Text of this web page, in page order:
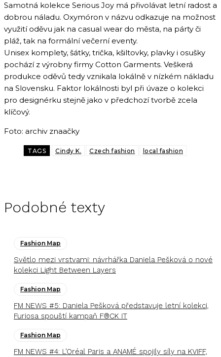
Samotná kolekce Serious Joy má přivolávat letní radost a
dobrou náladu. Oxymóron v názvu odkazuje na možnost
využití oděvu jak na casual wear do města, na párty či
pláž, tak na formální večerní eventy.
Unisex komplety, šátky, trička, kšiltovky, plavky i osušky
pochází z výrobny firmy Cotton Garments. Veškerá
produkce oděvů tedy vznikala lokálně v nízkém nákladu
na Slovensku. Faktor lokálnosti byl při úvaze o kolekci
pro designérku stejně jako v předchozí tvorbě zcela
klíčový.
Foto: archiv znaačky
TAGS Cindy K. Czech fashion local fashion
Podobné texty
Fashion Map
Světlo mezi vrstvami: návrhářka Daniela Pešková o nové
kolekci Light Between Layers
Fashion Map
FM NEWS #5: Daniela Pešková představuje letní kolekci,
Furiosa spouští kampaň F®CK IT
Fashion Map
FM NEWS #4: L’Oréal Paris a ANAMÉ spojily síly na KVIFF,